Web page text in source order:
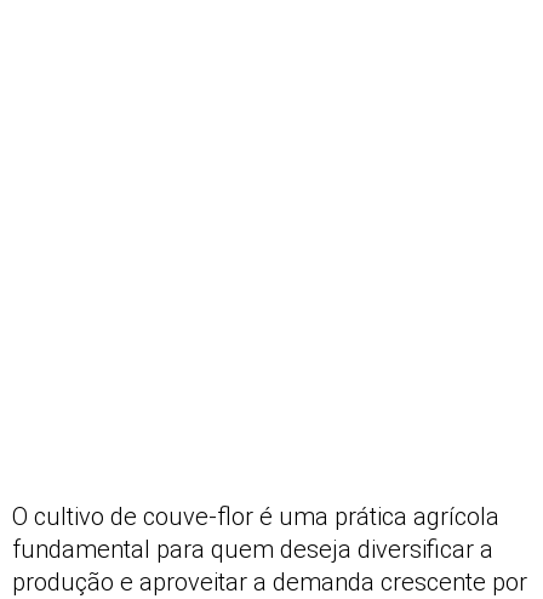
O cultivo de couve-flor é uma prática agrícola
fundamental para quem deseja diversificar a
produção e aproveitar a demanda crescente por